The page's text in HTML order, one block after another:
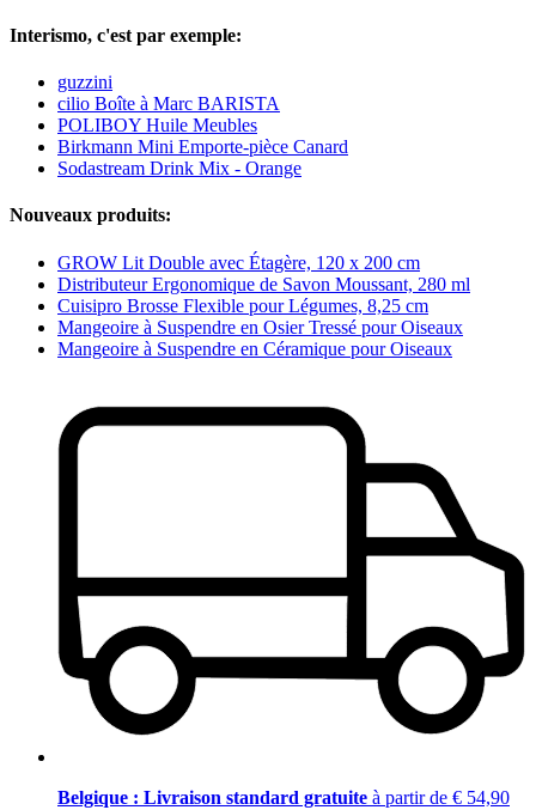
Interismo, c'est par exemple:
guzzini
cilio Boîte à Marc BARISTA
POLIBOY Huile Meubles
Birkmann Mini Emporte-pièce Canard
Sodastream Drink Mix - Orange
Nouveaux produits:
GROW Lit Double avec Étagère, 120 x 200 cm
Distributeur Ergonomique de Savon Moussant, 280 ml
Cuisipro Brosse Flexible pour Légumes, 8,25 cm
Mangeoire à Suspendre en Osier Tressé pour Oiseaux
Mangeoire à Suspendre en Céramique pour Oiseaux
Belgique : Livraison standard gratuite à partir de € 54,90